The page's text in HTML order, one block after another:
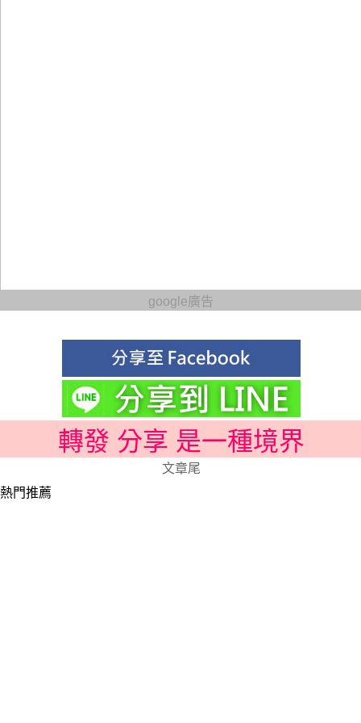
google廣告
轉發 分享 是一種境界
文章尾
熱門推薦